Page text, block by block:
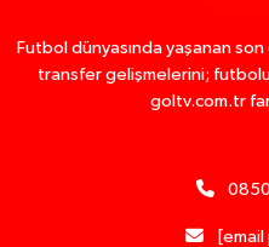
Futbol dünyasında yaşanan
transfer gelişmelerini;
goltv.com.tr